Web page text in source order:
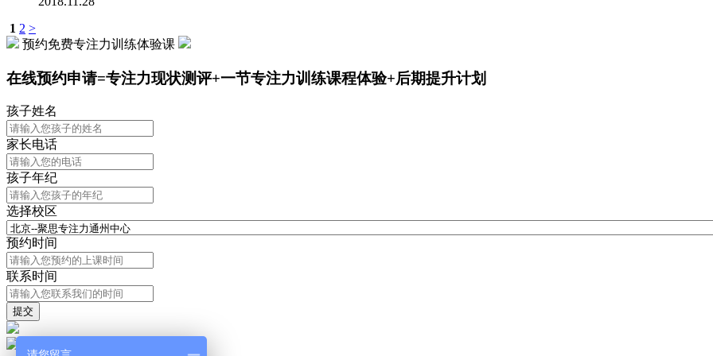
1 2 >
预约免费专注力训练体验课
在线预约申请=专注力现状测评+一节专注力训练课程体验+后期提升计划
孩子姓名
家长电话
孩子年纪
选择校区
预约时间
联系时间
服务热线